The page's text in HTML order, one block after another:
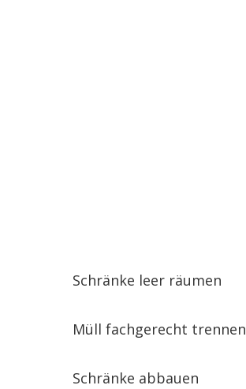
Schränke leer räumen
Müll fachgerecht trennen
Schränke abbauen